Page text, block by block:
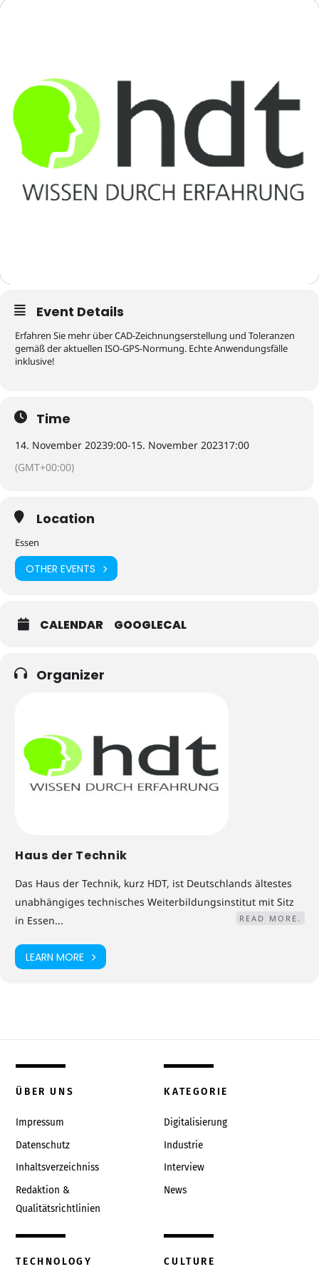
Event Details
Erfahren Sie mehr über CAD-Zeichnungserstellung und Toleranzen
gemäß der aktuellen ISO-GPS-Normung. Echte Anwendungsfälle
inklusive!
Time
14. November 20239:00-15. November 202317:00
(GMT+00:00)
Location
Essen
OTHER EVENTS
CALENDAR GOOGLECAL
Organizer
Haus der Technik
Das Haus der Technik, kurz HDT, ist Deutschlands ältestes
unabhängiges technisches Weiterbildungsinstitut mit Sitz
in Essen...
READ MORE.
LEARN MORE
ÜBER UNS
Impressum
Datenschutz
Inhaltsverzeichniss
Redaktion &
Qualitätsrichtlinien
KATEGORIE
Digitalisierung
Industrie
Interview
News
TECHNOLOGY CULTURE